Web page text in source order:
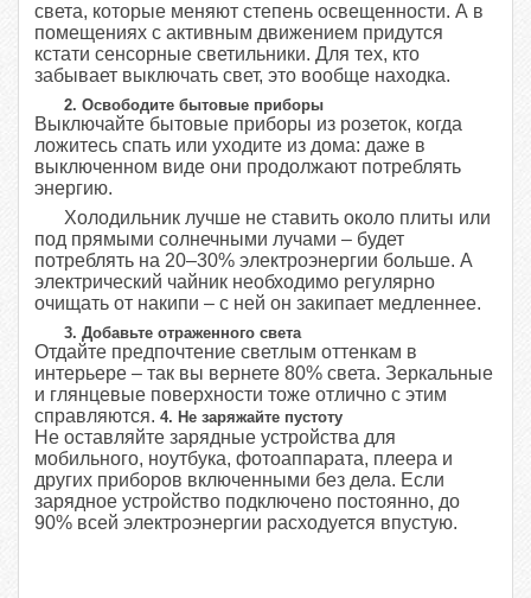
света, которые меняют степень освещенности. А в
помещениях с активным движением придутся
кстати сенсорные светильники. Для тех, кто
забывает выключать свет, это вообще находка.
2. Освободите бытовые приборы
Выключайте бытовые приборы из розеток, когда
ложитесь спать или уходите из дома: даже в
выключенном виде они продолжают потреблять
энергию.
Холодильник лучше не ставить около плиты или
под прямыми солнечными лучами – будет
потреблять на 20–30% электроэнергии больше. А
электрический чайник необходимо регулярно
очищать от накипи – с ней он закипает медленнее.
3. Добавьте отраженного света
Отдайте предпочтение светлым оттенкам в
интерьере – так вы вернете 80% света. Зеркальные
и глянцевые поверхности тоже отлично с этим
справляются. 4. Не заряжайте пустоту
Не оставляйте зарядные устройства для
мобильного, ноутбука, фотоаппарата, плеера и
других приборов включенными без дела. Если
зарядное устройство подключено постоянно, до
90% всей электроэнергии расходуется впустую.